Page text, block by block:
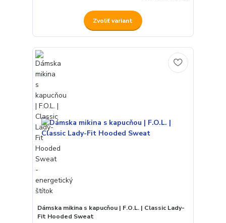
Zvoliť variant
Dámska mikina s kapucňou | F.O.L. | Classic Lady-
Fit Hooded Sweat